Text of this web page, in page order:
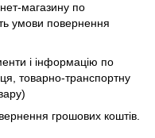
магазину по
умови повернення
і інформацію по
товарно-транспортну
грошових коштів.